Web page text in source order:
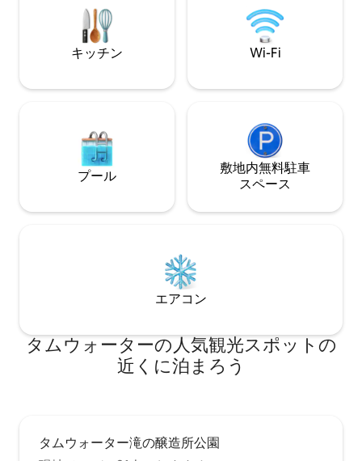
の近く。年間を通じて日割りおよび週割
りでご利用いただけます。長期滞在は、
レイバー・デーとメモリアル・デーの間
にご利用いただけます。 犬とお子様の同
理用グレートのあ
のファイヤーリン
がら、星空や野生
キッチン Wi-Fi
プール
敷地内無料駐⁠車
ス⁠ペ⁠ー⁠ス
エアコン
タムウォーターの人気観光スポットの
近くに泊まろう
タムウォーター滝の醸造所公園